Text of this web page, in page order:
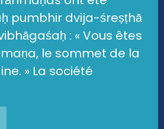
pumbhir dvija-śreṣṭhā
: « Vous êtes
le sommet de la
» La société